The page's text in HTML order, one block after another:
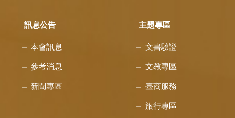
訊息公告
本會訊息
參考消息
新聞專區
主題專區
文書驗證
文教專區
臺商服務
旅行專區